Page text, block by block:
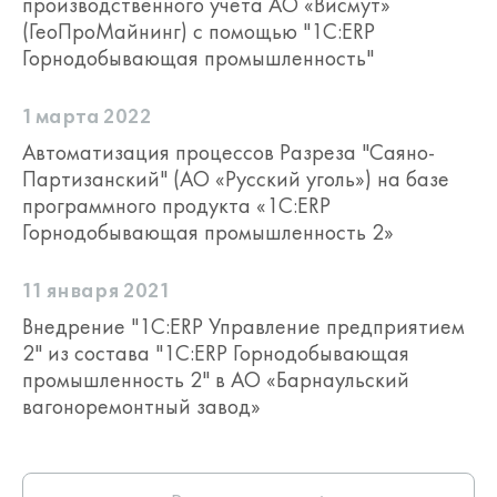
описания и документирования
существующих систем, разработанных
ранее без использования СППР.
письмо№ 16931 от 17.07.2013
Лицензионное соглашение, входящее в
поставку "1С:ERP Горнодобывающая
промышленность 2", разрешает
использовать СППР на одном рабочем
месте.
Конфигурация "ERP Горнодобывающая
промышленность 2" является
защищенной и содержит фрагменты
кода, не подлежащие изменению
пользователем. При этом реализован
принцип максимальной открытости
адаптации продуктов под нужды
(ГеоПроМайнинг) с помощью "1С:ERP
Горнодобывающая промышленность"
1 марта 2022
Автоматизация процессов Разреза "Саяно-
Партизанский" (АО «Русский уголь») на базе
программного продукта «1С:ERP
Горнодобывающая промышленность 2»
11 января 2021
Внедрение "1С:ERP Управление предприятием
2" из состава "1С:ERP Горнодобывающая
промышленность 2" в АО «Барнаульский
вагоноремонтный завод»